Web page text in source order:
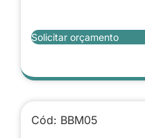
Solicitar orçamento
Cód: BBM05